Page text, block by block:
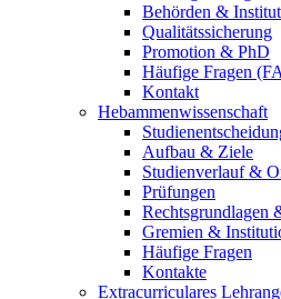
Behörden &
Qualitätssicherung
Promotion & PhD
Häufige Fragen
Kontakt
Hebammenwissenschaft
Aufbau & Ziele
Studienverlauf &
Prüfungen
Rechtsgrundlagen
Gremien &
Häufige Fragen
Kontakte
Extracurriculares